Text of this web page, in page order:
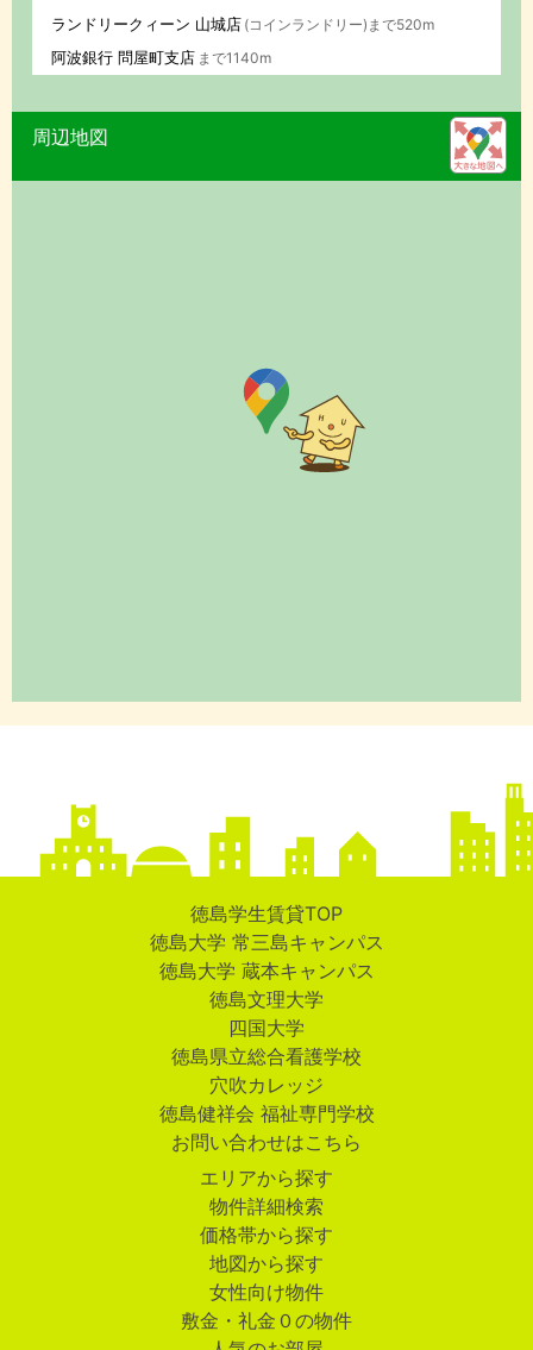
ランドリークィーン 山城店 (コインランドリー)まで520m
阿波銀行 問屋町支店 まで1140m
周辺地図
徳島学生賃貸TOP
徳島大学 常三島キャンパス
徳島大学 蔵本キャンパス
徳島文理大学
四国大学
徳島県立総合看護学校
穴吹カレッジ
徳島健祥会 福祉専門学校
お問い合わせはこちら
エリアから探す
物件詳細検索
価格帯から探す
地図から探す
女性向け物件
敷金・礼金０の物件